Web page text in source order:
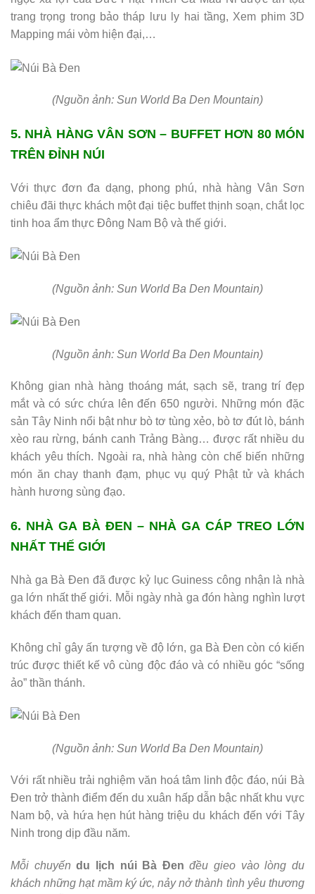
trang trọng trong bảo tháp lưu ly hai tầng, Xem phim 3D
Mapping mái vòm hiện đại,…
(Nguồn ảnh: Sun World Ba Den Mountain)
5. NHÀ HÀNG VÂN SƠN – BUFFET HƠN 80 MÓN
TRÊN ĐỈNH NÚI
Với thực đơn đa dạng, phong phú, nhà hàng Vân Sơn
chiêu đãi thực khách một đại tiệc buffet thịnh soạn, chắt lọc
tinh hoa ẩm thực Đông Nam Bộ và thế giới.
(Nguồn ảnh: Sun World Ba Den Mountain)
(Nguồn ảnh: Sun World Ba Den Mountain)
Không gian nhà hàng thoáng mát, sạch sẽ, trang trí đẹp
mắt và có sức chứa lên đến 650 người. Những món đặc
sản Tây Ninh nổi bật như bò tơ tùng xẻo, bò tơ đút lò, bánh
xèo rau rừng, bánh canh Trảng Bàng… được rất nhiều du
khách yêu thích. Ngoài ra, nhà hàng còn chế biến những
món ăn chay thanh đạm, phục vụ quý Phật tử và khách
hành hương sùng đạo.
6. NHÀ GA BÀ ĐEN – NHÀ GA CÁP TREO LỚN
NHẤT THẾ GIỚI
Nhà ga Bà Đen đã được kỷ lục Guiness công nhận là nhà
ga lớn nhất thế giới. Mỗi ngày nhà ga đón hàng nghìn lượt
khách đến tham quan.
Không chỉ gây ấn tượng về độ lớn, ga Bà Đen còn có kiến
trúc được thiết kế vô cùng độc đáo và có nhiều góc “sống
ảo” thần thánh.
(Nguồn ảnh: Sun World Ba Den Mountain)
Với rất nhiều trải nghiệm văn hoá tâm linh độc đáo, núi Bà
Đen trở thành điểm đến du xuân hấp dẫn bậc nhất khu vực
Nam bộ, và hứa hẹn hút hàng triệu du khách đến với Tây
Ninh trong dịp đầu năm.
Mỗi chuyếndu lịch núi Bà Đenđều gieo vào lòng du
khách những hạt mầm ký ức, nảy nở thành tình yêu thương